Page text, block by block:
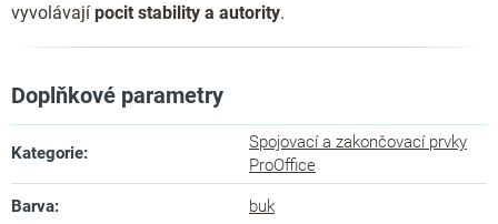
vyvolávají pocit stability a autority.
Doplňkové parametry
Kategorie:
Spojovací a zakončovací prvky
ProOffice
Barva: buk